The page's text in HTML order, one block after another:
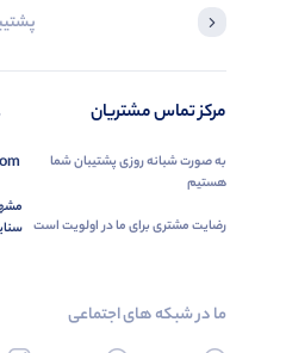
مرکز تماس مشتریان
به صورت شبانه روزی پشتیبان شما
هستیم
رضایت مشتری برای ما در اولویت است
ما در شبکه های اجتماعی